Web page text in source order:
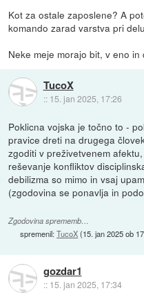
Kot za ostale zaposlene? A
komando zarad varstva pri
Neke meje morajo bit, v eno in
TucoX
:: 15. jan 2025, 17:26
Poklicna vojska je točno to -
pravice dreti na drugega
zgoditi v preživetvenem
reševanje konfliktov
debilizma so mimo in vsaj
(zgodovina se ponavlja in
Zgodovina sprememb…
spremenil:TucoX(15. jan 2025 ob
gozdar1
:: 15. jan 2025, 17:34